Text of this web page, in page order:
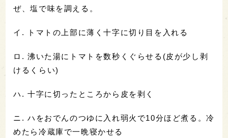
ぜ、塩で味を調える。
イ. トマトの上部に薄く十字に切り目を入れる
ロ. 沸いた湯にトマトを数秒くぐらせる(皮が少し剥
けるくらい)
ハ. 十字に切ったところから皮を剥く
ニ. ハをおでんのつゆに入れ弱火で10分ほど煮る。冷
めたら冷蔵庫で一晩寝かせる